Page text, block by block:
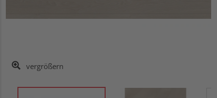
vergrößern